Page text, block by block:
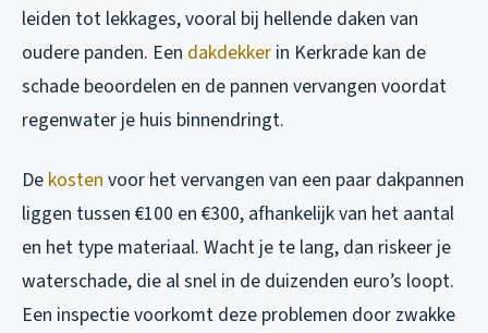
leiden tot lekkages, vooral bij hellende daken van
oudere panden. Een dakdekker in Kerkrade kan de
schade beoordelen en de pannen vervangen voordat
regenwater je huis binnendringt.
De kosten voor het vervangen van een paar dakpannen
liggen tussen €100 en €300, afhankelijk van het aantal
en het type materiaal. Wacht je te lang, dan riskeer je
waterschade, die al snel in de duizenden euro’s loopt.
Een inspectie voorkomt deze problemen door zwakke